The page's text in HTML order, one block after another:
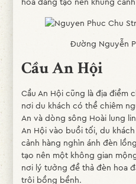
Đường Nguyễn
Cầu An Hội
Cầu An Hội cũng là địa điểm
nơi du khách có thể chiêm
An và dòng sông Hoài lung
An Hội vào buổi tối, du
cảnh hàng nghìn ánh đèn
tạo nên một không gian
nơi lý tưởng để thả đèn hoa
trôi bồng bềnh.